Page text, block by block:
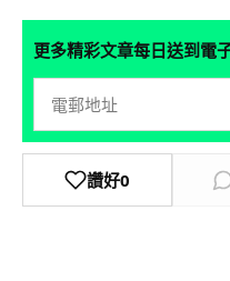
更多精彩文章每日送到電
讚好0